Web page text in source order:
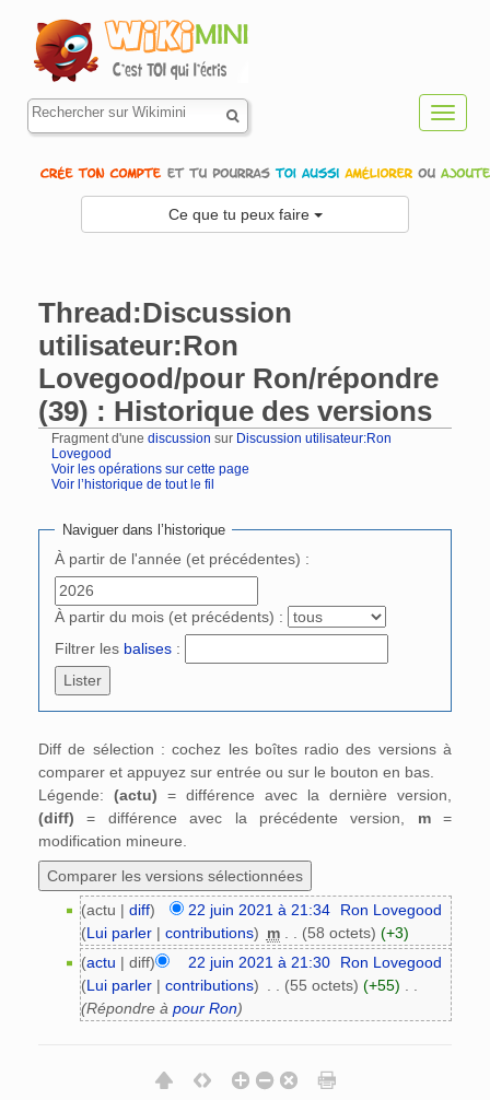
Ce que tu peux faire
Thread:Discussion
utilisateur:Ron
Lovegood/pour Ron/répondre
(39) : Historique des versions
Fragment d'une discussion sur Discussion utilisateur:Ron
Lovegood
Voir les opérations sur cette page
Voir l’historique de tout le fil
Naviguer dans l’historique
À partir de l'année (et précédentes) :
À partir du mois (et précédents) :
Filtrer les balises :
Diff de sélection : cochez les boîtes radio des versions à
comparer et appuyez sur entrée ou sur le bouton en bas.
Légende: (actu) = différence avec la dernière version,
(diff) = différence avec la précédente version, m=
modification mineure.
(actu | diff) 22 juin 2021 à 21:34‎
Ron Lovegood
(Lui parler| contributions) m . . (58 octets) (+3)
(actu | diff) 22 juin 2021 à 21:30‎
Ron Lovegood
(Lui parler| contributions) (55 octets) (+55)
(Répondre à pour Ron)